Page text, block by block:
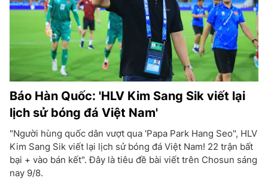
Báo Hàn Quốc: 'HLV Kim Sang Sik viết lại
lịch sử bóng đá Việt Nam'
"Người hùng quốc dân vượt qua 'Papa Park Hang Seo", HLV
Kim Sang Sik viết lại lịch sử bóng đá Việt Nam! 22 trận bất
bại + vào bán kết". Đây là tiêu đề bài viết trên Chosun sáng
nay 9/8.